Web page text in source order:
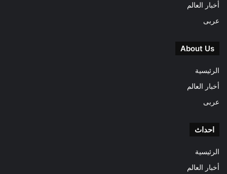
أخبار العالم
عربى
About Us
الرئيسية
أخبار العالم
عربى
احداث
الرئيسية
أخبار العالم